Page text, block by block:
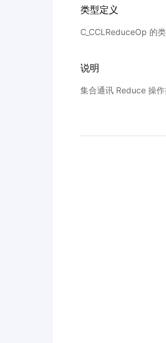
类型定义
C_CCLReduceOp 的
说明
集合通讯 Reduce 操